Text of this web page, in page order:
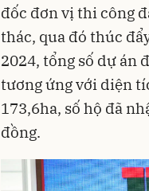
đốc đơn vị thi công
thác, qua đó thúc
2024, tổng số dự án
tương ứng với diện
173,6ha, số hộ đã
đồng.